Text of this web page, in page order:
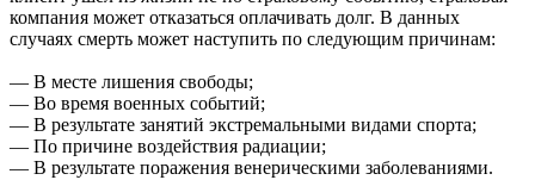
компания может отказаться оплачивать долг. В данных
случаях смерть может наступить по следующим причинам:
— В месте лишения свободы;
— Во время военных событий;
— В результате занятий экстремальными видами спорта;
— По причине воздействия радиации;
— В результате поражения венерическими заболеваниями.